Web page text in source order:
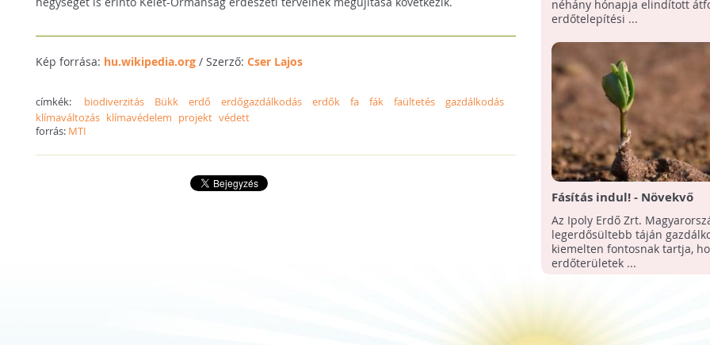
Kép forrása: hu.wikipedia.org / Szerző:Cser Lajos
címkék: biodiverzitás Bükk erdő erdőgazdálkodás erdők fa fák faültetés
gazdálkodás
klímaváltozás klímavédelem projekt védett
forrás: MTI
néhány hónapja elindított
erdőtelepítési ...
Fásítás indul! - Növekvő
erdőterületek Nógrád
Az Ipoly Erdő Zrt.
legerdősültebb táján
kiemelten fontosnak tartja,
erdőterületek ...